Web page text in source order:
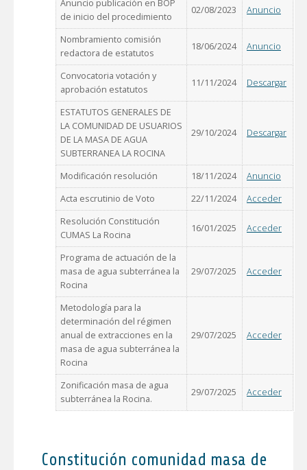
Anuncio publicación en BOP
de inicio del procedimiento
02/08/2023 Anuncio
Nombramiento comisión
redactora de estatutos
18/06/2024 Anuncio
Convocatoria votación y
aprobación estatutos
11/11/2024 Descargar
ESTATUTOS GENERALES DE
LA COMUNIDAD DE USUARIOS
DE LA MASA DE AGUA
SUBTERRANEA LA ROCINA
29/10/2024 Descargar
Modificación resolución 18/11/2024
Anuncio
Acta escrutinio de Voto
22/11/2024
Acceder
Resolución Constitución
CUMAS La Rocina
16/01/2025 Acceder
Programa de actuación de la
masa de agua subterránea la
Rocina
29/07/2025 Acceder
Metodología para la
determinación del régimen
anual de extracciones en la
masa de agua subterránea la
Rocina
29/07/2025 Acceder
Zonificación masa de agua
subterránea la Rocina.
29/07/2025 Acceder
Constitución comunidad masa de